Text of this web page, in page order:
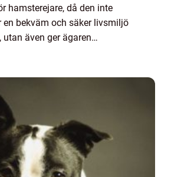
hamsterejare, då den inte
en bekväm och säker livsmiljö
även ger ägaren